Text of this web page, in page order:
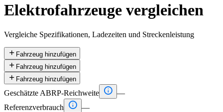
Elektrofahrzeuge vergleichen
Vergleiche Spezifikationen, Ladezeiten und Streckenleistung
 Fahrzeug hinzufügen
 Fahrzeug hinzufügen
 Fahrzeug hinzufügen
Geschätzte ABRP-Reichweite  —
Referenzverbrauch
 —